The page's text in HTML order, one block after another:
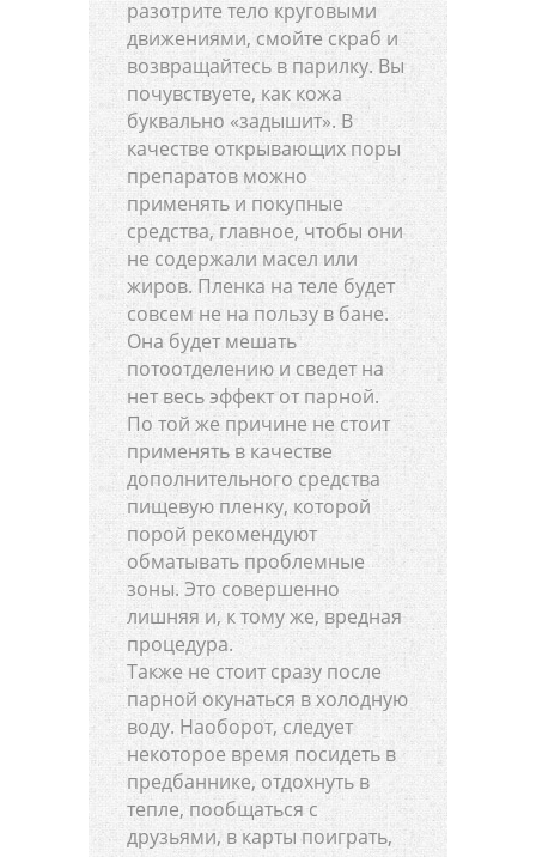
разотрите тело круговыми
движениями, смойте скраб и
возвращайтесь в парилку. Вы
почувствуете, как кожа
буквально «задышит». В
качестве открывающих поры
препаратов можно
применять и покупные
средства, главное, чтобы они
не содержали масел или
жиров. Пленка на теле будет
совсем не на пользу в бане.
Она будет мешать
потоотделению и сведет на
нет весь эффект от парной.
По той же причине не стоит
применять в качестве
дополнительного средства
пищевую пленку, которой
порой рекомендуют
обматывать проблемные
зоны. Это совершенно
лишняя и, к тому же, вредная
процедура.
Также не стоит сразу после
парной окунаться в холодную
воду. Наоборот, следует
некоторое время посидеть в
предбаннике, отдохнуть в
тепле, пообщаться с
друзьями, в карты поиграть,